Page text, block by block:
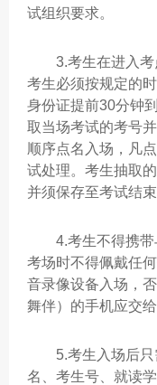
试组织要求。
3.考生在进入考
考生必须按规定的
身份证提前30分钟
取当场考试的考号
顺序点名入场，凡
试处理。考生抽取
并须保存至考试结束
4.考生不得携带
考场时不得佩戴任
音录像设备入场，
舞伴）的手机应交
5.考生入场后只
名、考生号、就读